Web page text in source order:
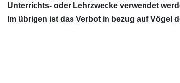
Unterrichts- oder Lehrzwecke verwendet
Im übrigen ist das Verbot in bezug auf Vögel